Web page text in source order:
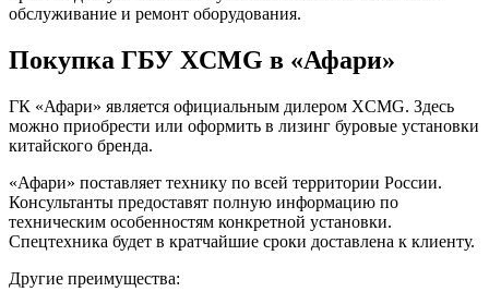
обслуживание и ремонт оборудования.
Покупка ГБУ XCMG в «Афари»
ГК «Афари» является официальным дилером XCMG. Здесь
можно приобрести или оформить в лизинг буровые установки
китайского бренда.
«Афари» поставляет технику по всей территории России.
Консультанты предоставят полную информацию по
техническим особенностям конкретной установки.
Спецтехника будет в кратчайшие сроки доставлена к клиенту.
Другие преимущества: